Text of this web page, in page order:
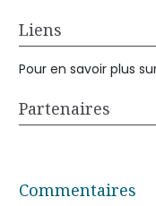
Liens
Pour en savoir plus
Partenaires
Commentaires